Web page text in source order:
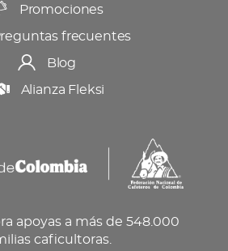
Promociones
frecuentes
Blog
Alianza Fleksi
apoyas a más de 548.000
caficultoras.